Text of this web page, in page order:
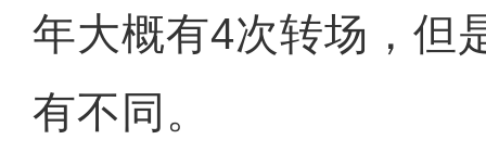
年大概有4次转场，但
有不同。